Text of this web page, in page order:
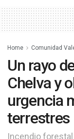
Home Comunidad
Un rayo
Chelva y
urgencia
terrestres
Incendio